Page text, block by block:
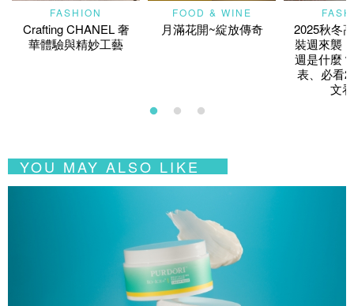
FASHION
Crafting CHANEL 奢
華體驗與精妙工藝
FOOD & WINE
月滿花開~綻放傳奇
2025秋冬
裝週來襲
週是什麼
表、必看
文
YOU MAY ALSO LIKE